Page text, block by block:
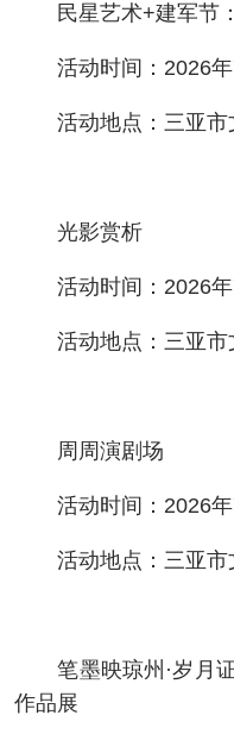
民星艺术+建军节：
活动时间：2026年
活动地点：三亚市
光影赏析
活动时间：2026年
活动地点：三亚市
周周演剧场
活动时间：2026年
活动地点：三亚市
笔墨映琼州·岁月
作品展